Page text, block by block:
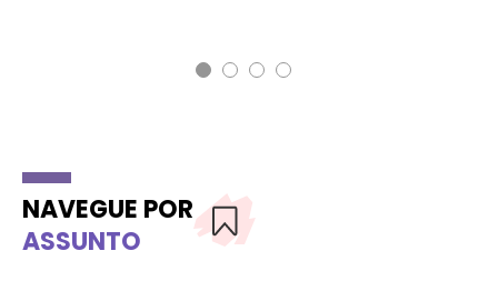
NAVEGUE POR
ASSUNTO